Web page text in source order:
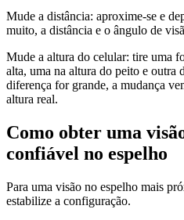
Mude a distância: aproxime-se e
muito, a distância e o ângulo de
Mude a altura do celular: tire uma
alta, uma na altura do peito e outra
diferença for grande, a mudança
altura real.
Como obter uma
confiável no espelho
Para uma visão no espelho mais
estabilize a configuração.